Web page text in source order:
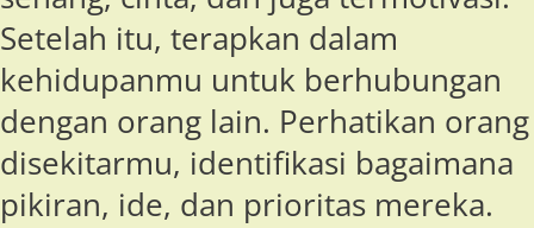
Setelah itu, terapkan dalam
kehidupanmu untuk berhubungan
dengan orang lain. Perhatikan orang
disekitarmu, identifikasi bagaimana
pikiran, ide, dan prioritas mereka.